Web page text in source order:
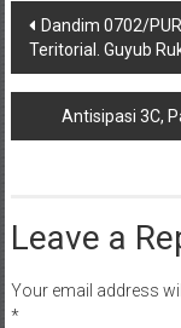
Post
navigation
Dandim 0702/
Teritorial. Guyub
Antisipasi 3C,
Leave a
Your email address
*